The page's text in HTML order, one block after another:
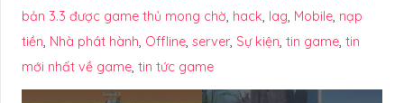
bản 3.3 được game thủ mong chờ, hack, lag, Mobile, nạp
tiền, Nhà phát hành, Offline, server, Sự kiện, tin game, tin
mới nhất về game, tin tức game